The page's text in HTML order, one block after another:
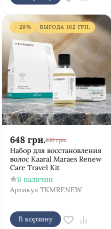
- 20% ВЫГОДА 162 ГРН.
648 грн.810 грн.
Набор для восстановления
волос Kaaral Maraes Renew
Care Travel Kit
В наличии
Артикул TKMRENEW
В корзину